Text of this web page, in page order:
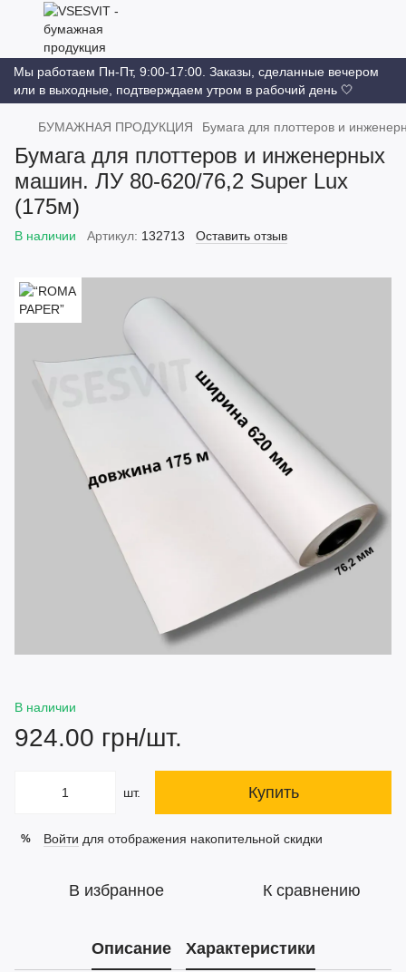
Мы работаем Пн-Пт, 9:00-17:00. Заказы, сделанные вечером
или в выходные, подтверждаем утром в рабочий день 🤍
БУМАЖНАЯ ПРОДУКЦИЯ Бумага для плоттеров и
Бумага для плоттеров и инженерных
машин. ЛУ 80-620/76,2 Super Lux
(175м)
В наличии Артикул: 132713 Оставить отзыв
В наличии
924.00 грн/шт.
шт. Купить
% Войти для отображения накопительной скидки
В избранное К сравнению
Описание Характеристики